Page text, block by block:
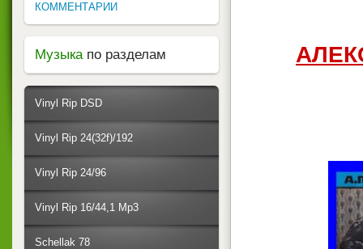
КОММЕНТАРИИ
Музыка по разделам
Vinyl Rip DSD
Vinyl Rip 24(32f)/192
Vinyl Rip 24/96
Vinyl Rip 16/44,1 Mp3
Schellak 78